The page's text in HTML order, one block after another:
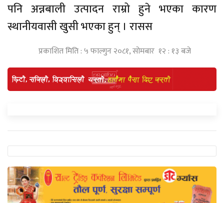
पनि अन्नबाली उत्पादन राम्रो हुने भएका कारण
स्थानीयवासी खुसी भएका हुन् । रासस
प्रकाशित मिति : ५ फाल्गुन २०८१, सोमबार १२ : १३ बजे